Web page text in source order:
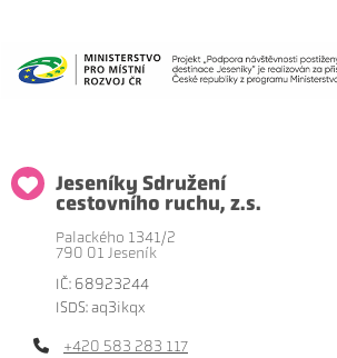
Jeseníky Sdružení
cestovního ruchu, z.s.
Palackého 1341/2
790 01 Jeseník
IČ: 68923244
ISDS: aq3ikqx
+420 583 283 117